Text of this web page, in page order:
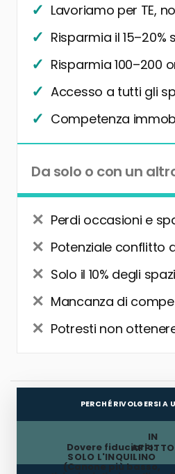
Lavoriamo per TE,
Risparmia il
Risparmia 100–200
Accesso a tutti gli
Competenza
Da solo o con un
Perdi occasioni e
Potenziale conflitto
Solo il 10% degli
Mancanza di
Potresti non
PERCHÉ RIVOLGERSI A
IN
AFFITTO
Dovere fiduciario:
SOLO L'INQUILINO
(Canone più basso,